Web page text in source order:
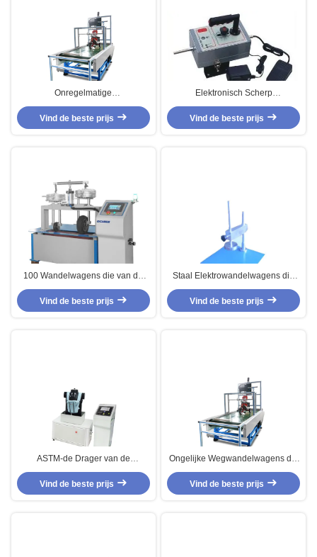
Onregelmatige
Oppervlaktewandelwagens die
Machine, Machine van de
Duurzaamheids de Dynamische
Vind de beste prijs
Elektronisch Scherp
Puntmeetapparaat,
Wandelwagens die Instrument
testen
Vind de beste prijs
100 Wandelwagens die van de
graad de Roterende Lijst Machine
met LEIDENE Vertoning testen
Vind de beste prijs
Staal Elektrowandelwagens die
Machine voor Scherpe Rand
testen
Vind de beste prijs
ASTM-de Drager van de
Zuigelingsbaby het Testen
Materiaal om Band - onderaan
Riemen te beoordelen
Vind de beste prijs
Ongelijke Wegwandelwagens die
Machine enig hoofd met EN1888
GB14748 testen
Vind de beste prijs